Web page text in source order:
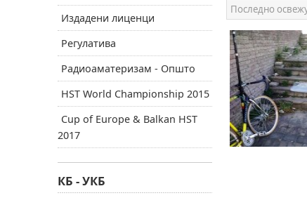
Последно
Издадени лиценци
Регулатива
Радиоаматеризам - Општо
HST World Championship 2015
Cup of Europe & Balkan HST
2017
КБ - УКБ